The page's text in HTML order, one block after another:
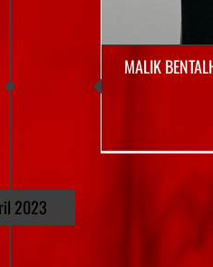
MALIK
2023